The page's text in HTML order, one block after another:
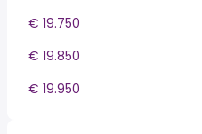
€ 19.750
€ 19.850
€ 19.950